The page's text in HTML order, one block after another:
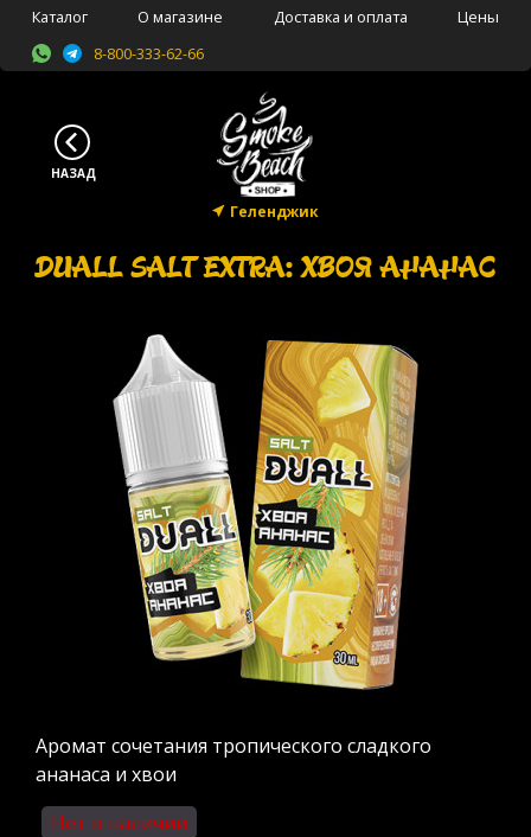
Каталог О магазине Доставка и оплата
Цены
8-800-333-62-66
Геленджик
DUALL SALT EXTRA: ХВОЯ АНАНАС
Аромат сочетания тропического сладкого
ананаса и хвои
Нет в наличии